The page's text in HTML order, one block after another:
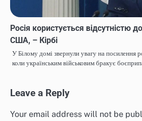
Росія користується відсутністю
США, – Кірбі
У Білому домі звернули увагу на посилення
коли українським військовим бракує
Leave a Reply
Your email address will not be